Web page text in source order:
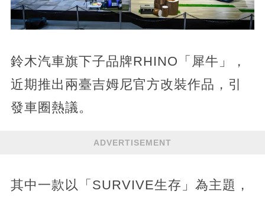
鈴木汽車旗下子品牌RHINO「犀牛」，
近期推出兩臺吉姆尼官方改裝作品，引
發車圈熱議。
ADVERTISEMENT
其中一款以「SURVIVE生存」為主題，